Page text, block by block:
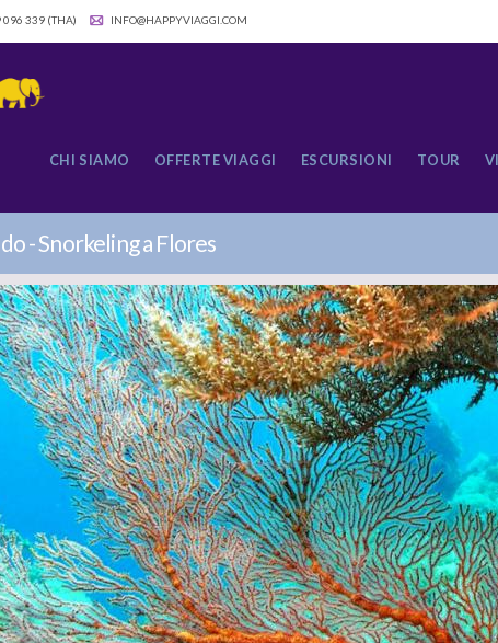
339 (THA) INFO@HAPPYVIAGGI.COM
CHI SIAMO OFFERTE VIAGGI ESCURSIONI TOUR
- Snorkeling a Flores